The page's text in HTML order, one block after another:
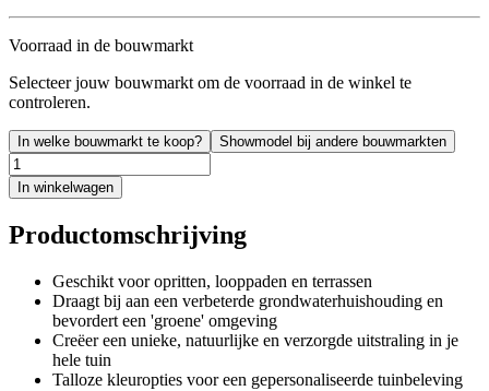
Voorraad in de bouwmarkt
Selecteer jouw bouwmarkt om de voorraad in de winkel te
controleren.
In welke bouwmarkt te koop? Showmodel bij andere bouwmarkten
In winkelwagen
Productomschrijving
Geschikt voor opritten, looppaden en terrassen
Draagt bij aan een verbeterde grondwaterhuishouding en
bevordert een 'groene' omgeving
Creëer een unieke, natuurlijke en verzorgde uitstraling in je
hele tuin
Talloze kleuropties voor een gepersonaliseerde tuinbeleving